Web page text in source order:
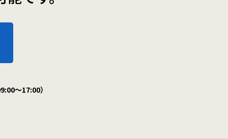
～17:00）